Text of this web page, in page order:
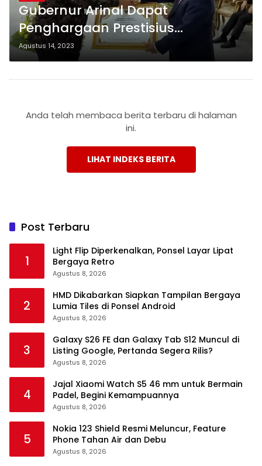
Gubernur Arinal Dapat
Penghargaan Prestisius
Adhikarya Nararya di Bidang
Pertanian dari Wapres K.H Ma’ruf
Amin
Agustus 14, 2023
Anda telah membaca berita terbaru di halaman
ini.
LIHAT INDEKS BERITA
Post Terbaru
1
Light Flip Diperkenalkan, Ponsel Layar Lipat
Bergaya Retro
Agustus 8, 2026
2
HMD Dikabarkan Siapkan Tampilan Bergaya
Lumia Tiles di Ponsel Android
Agustus 8, 2026
3
Galaxy S26 FE dan Galaxy Tab S12 Muncul di
Listing Google, Pertanda Segera Rilis?
Agustus 8, 2026
4
Jajal Xiaomi Watch S5 46 mm untuk Bermain
Padel, Begini Kemampuannya
Agustus 8, 2026
5
Nokia 123 Shield Resmi Meluncur, Feature
Phone Tahan Air dan Debu
Agustus 8, 2026